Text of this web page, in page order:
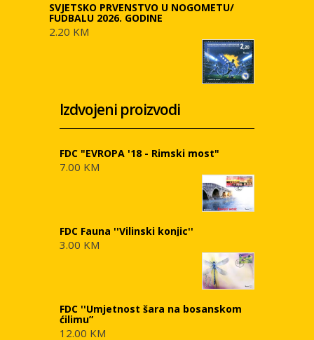
SVJETSKO PRVENSTVO U NOGOMETU/
FUDBALU 2026. GODINE
2.20 KM
Izdvojeni proizvodi
FDC "EVROPA '18 - Rimski most"
7.00 KM
FDC Fauna ''Vilinski konjic''
3.00 KM
FDC ''Umjetnost šara na bosanskom
ćilimu”
12.00 KM